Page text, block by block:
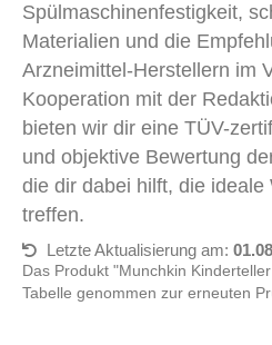
Spülmaschinenfestigkeit,
Materialien und die
Arzneimittel-Herstellern im
Kooperation mit der
bieten wir dir eine TÜV-
und objektive Bewertung
die dir dabei hilft, die ideale
treffen.
Letzte Aktualisierung am:
Das Produkt "Munchkin
Tabelle genommen zur erneuten